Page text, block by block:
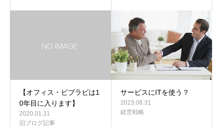
【オフィス・ビブラビは1
0年目に入ります】
2020.01.31
旧ブログ記事
サービスにITを使う？
2023.08.31
経営戦略